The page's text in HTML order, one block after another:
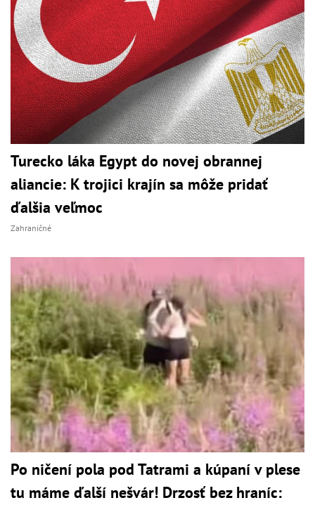
Turecko láka Egypt do novej obrannej
aliancie: K trojici krajín sa môže pridať
ďalšia veľmoc
Zahraničné
Po ničení pola pod Tatrami a kúpaní v plese
tu máme ďalší nešvár! Drzosť bez hraníc: